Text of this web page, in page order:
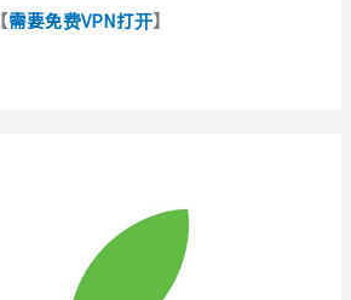
【需要免费VPN打开】